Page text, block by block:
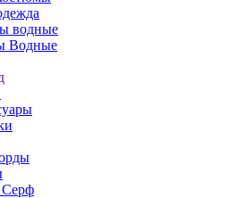
водные
Водные